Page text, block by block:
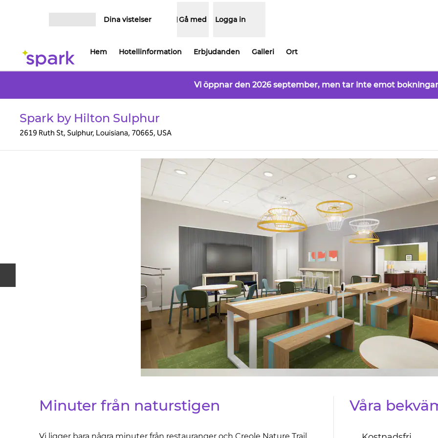
Dina vistelser Gå med Logga in
Hem Hotellinformation Erbjudanden Galleri Ort
Vi öppnar den 2026 september, men tar inte emot
Spark by Hilton Sulphur
2619 Ruth St, Sulphur, Louisiana, 70665, USA
Minuter från naturstigen Våra